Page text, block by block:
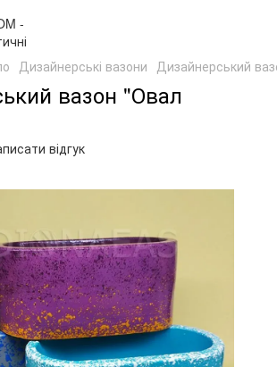
Дизайнерські вазони Дизайнерський
вазон "Овал
відгук